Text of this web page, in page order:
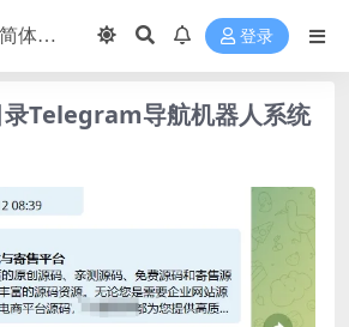
登录
Telegram导航机器人系统